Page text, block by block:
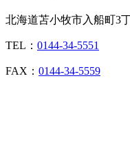
北海道苫小牧市入船町3
TEL： 0144-34-5551
FAX： 0144-34-5559